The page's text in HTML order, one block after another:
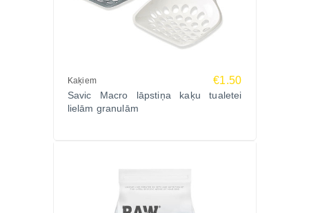
Kaķiem €1.50
Savic Macro lāpstiņa kaķu tualetei
lielām granulām